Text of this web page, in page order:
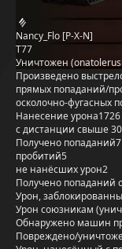
Nancy_Flo [P-X-N]
T77
Уничтожен
Произведено
прямых попаданий/
осколочно-фугасных
Нанесение урона1726
с дистанции свыше
Получено попаданий7
пробитий5
не нанёсших урон2
Получено попаданий
Урон,
Урон союзникам
Обнаружено машин
Повреждено/